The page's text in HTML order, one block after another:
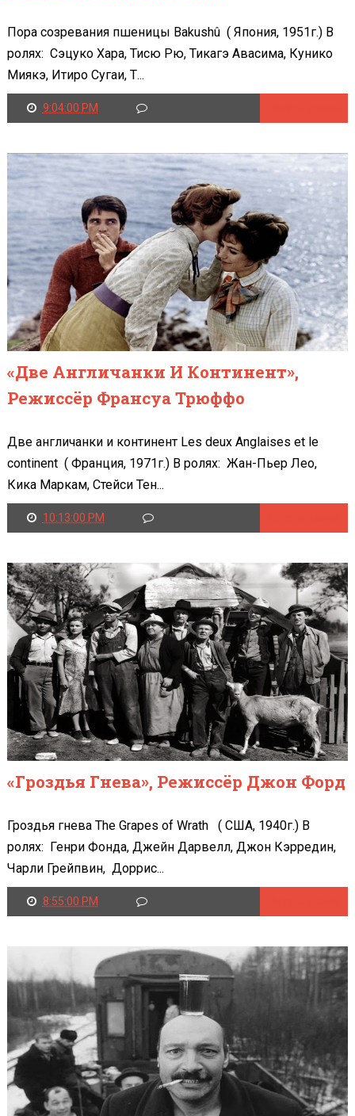
Пора созревания пшеницы Bakushû ( Япония, 1951г.) В
ролях: Сэцуко Хара, Тисю Рю, Тикагэ Авасима, Кунико
Миякэ, Итиро Сугаи, Т...
9:04:00 PM
«Две Англичанки И Континент»,
Режиссёр Франсуа Трюффо
Две англичанки и континент Les deux Anglaises et le
continent ( Франция, 1971г.) В ролях: Жан-Пьер Лео,
Кика Маркам, Стейси Тен...
10:13:00 PM
«Гроздья Гнева», Режиссёр Джон Форд
Гроздья гнева The Grapes of Wrath ( США, 1940г.) В
ролях: Генри Фонда, Джейн Дарвелл, Джон Кэрредин,
Чарли Грейпвин, Доррис...
8:55:00 PM